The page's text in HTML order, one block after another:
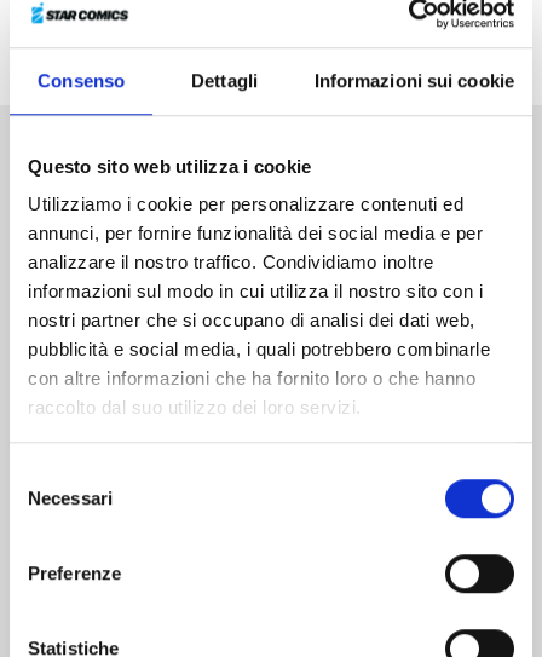
Consenso Dettagli Informazioni sui cookie
Questo sito web utilizza i cookie
Utilizziamo i cookie per personalizzare contenuti ed
annunci, per fornire funzionalità dei social media e per
analizzare il nostro traffico. Condividiamo inoltre
informazioni sul modo in cui utilizza il nostro sito con i
nostri partner che si occupano di analisi dei dati web,
pubblicità e social media, i quali potrebbero combinarle
con altre informazioni che ha fornito loro o che hanno
raccolto dal suo utilizzo dei loro servizi.
delNecessari
Preferenze
Statistiche
oscure nubi minacciose, Nasiens, Gawain e Isolde
salgono sul palco...
Altri volumi della serie
FOUR KNIGHTS OF THE APOCALYPSE n. 23